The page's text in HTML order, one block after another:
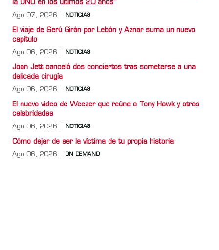
la ONU en los últimos 20 años”
Ago 07, 2026 NOTICIAS
El viaje de Serú Girán por Lebón y Aznar suma un nuevo
capítulo
Ago 06, 2026 NOTICIAS
Joan Jett canceló dos conciertos tras someterse a una
delicada cirugía
Ago 06, 2026 NOTICIAS
El nuevo video de Weezer que reúne a Tony Hawk y otras
celebridades
Ago 06, 2026 NOTICIAS
Cómo dejar de ser la víctima de tu propia historia
Ago 06, 2026 ON DEMAND